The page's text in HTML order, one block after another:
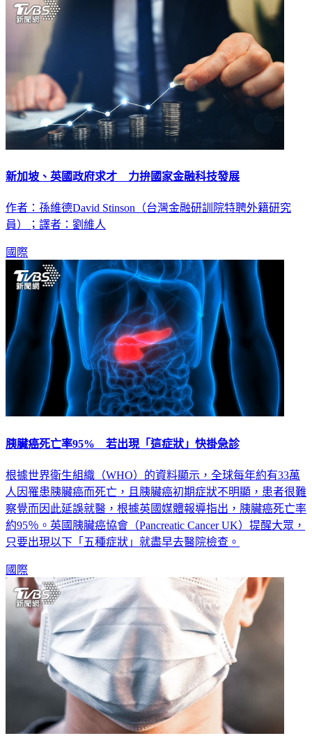
新加坡、英國政府求才 力拚國家金融科技發展
作者：孫維德David Stinson（台灣金融研訓院特聘外籍研究
員）；譯者：劉維人
國際
胰臟癌死亡率95% 若出現「這症狀」快掛急診
根據世界衛生組織（WHO）的資料顯示，全球每年約有33萬
人因罹患胰臟癌而死亡，且胰臟癌初期症狀不明顯，患者很難
察覺而因此延誤就醫，根據英國媒體報導指出，胰臟癌死亡率
約95％。英國胰臟癌協會（Pancreatic Cancer UK）提醒大眾，
只要出現以下「五種症狀」就盡早去醫院檢查。
國際